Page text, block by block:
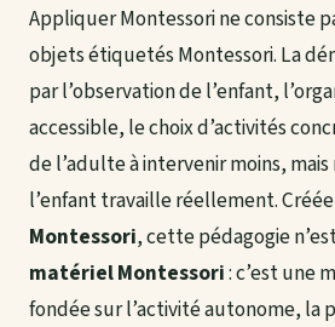
Appliquer Montessori ne consiste
objets étiquetés Montessori. La
par l’observation de l’enfant,
accessible, le choix d’activités
de l’adulte à intervenir moins,
l’enfant travaille réellement.
Montessori, cette pédagogie
matériel Montessori: c’est une
fondée sur l’activité autonome, la